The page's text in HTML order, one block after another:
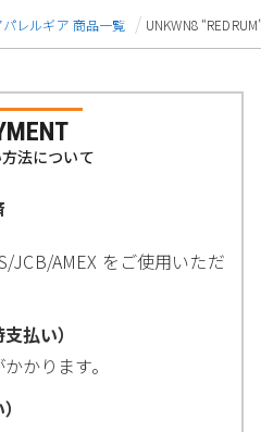
パレルギア 商品一覧 UNKWN8
法について
JCB/AMEX をご使用いただ
払い）
かります。